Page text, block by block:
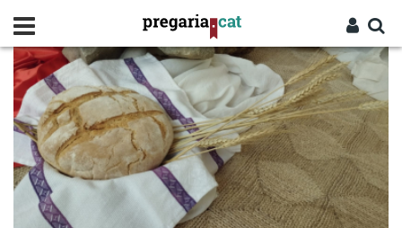
contingut
Entra
Cercador
DESERT